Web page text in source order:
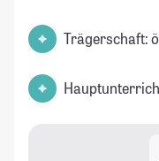
Trägerschaft: